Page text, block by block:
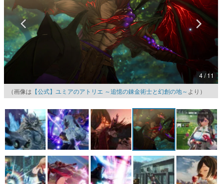
ゲームが変えた日本語
「経験値」「裏技」「ラスボス」… ゲームにまつわる言葉
の起源や用法の変遷を、コンピューター文化史研究家・タ
イニーP氏が徹底調査。
特集記事
マンガ
女性向け
アプリレビュー
その他
電ファミニコゲーマーとは？
4 / 11
（画像は 【公式】ユミアのアトリエ ～追憶の錬金術士と幻創の地～ より）